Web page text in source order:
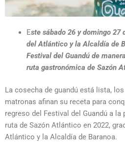
Este sábado 26 y domingo 27
del Atlántico y la Alcaldía de
Festival del Guandú de
ruta gastronómica de Sazón
La cosecha de guandú está lista,
matronas afinan su receta para
regreso del Festival del Guandú a la
ruta de Sazón Atlántico en 2022,
Atlántico y la Alcaldía de Baranoa.